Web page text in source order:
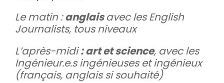
Le matin :anglaisavec les English
Journalists, tous niveaux
L’après-midi: art et science, avec les
Ingénieur.e.s ingénieuses et ingénieux
(français, anglais si souhaité)